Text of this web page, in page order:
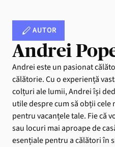
AUTOR
Andrei
Andrei este un pasionat
călătorie. Cu o experiență
colțuri ale lumii, Andrei își
utile despre cum să obții
pentru vacanțele tale. Fie că
sau locuri mai aproape de
esențiale pentru a călători în